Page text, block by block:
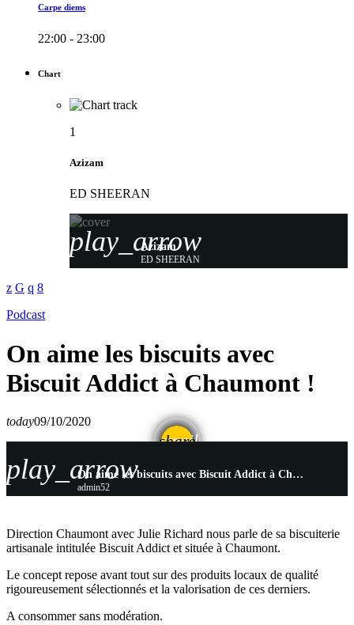
Carpe diems
22:00 - 23:00
Chart
1
Azizam
ED SHEERAN
play_arrow
Azizam
ED SHEERAN
Podcast
On aime les biscuits avec
Biscuit Addict à Chaumont !
today09/10/2020
share
email
play_arrow On aime les biscuits avec Biscuit Addict à Chaumont !
admin52
Direction Chaumont avec Julie Richard nous parle de sa biscuiterie
artisanale intitulée Biscuit Addict et située à Chaumont.
Le concept repose avant tout sur des produits locaux de qualité
rigoureusement sélectionnés et la valorisation de ces derniers.
A consommer sans modération.